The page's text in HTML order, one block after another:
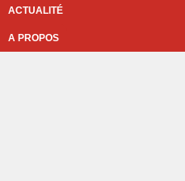
ACTUALITÉ
A PROPOS